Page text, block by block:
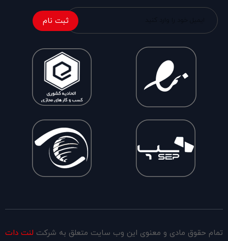
ثبت نام
تمام حقوق مادی و معنوی این وب سایت متعلق به شرکت لنت دات